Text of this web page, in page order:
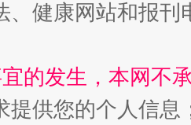
、健康网站和报
的发生，本网不
提供您的个人信息